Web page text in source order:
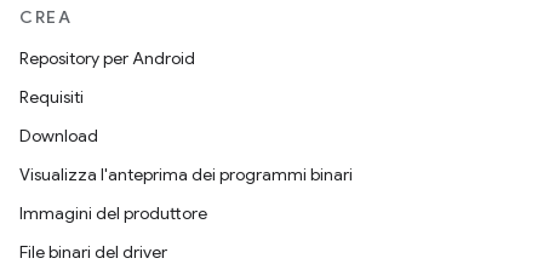
CREA
Repository per Android
Requisiti
Download
Visualizza l'anteprima dei programmi binari
Immagini del produttore
File binari del driver